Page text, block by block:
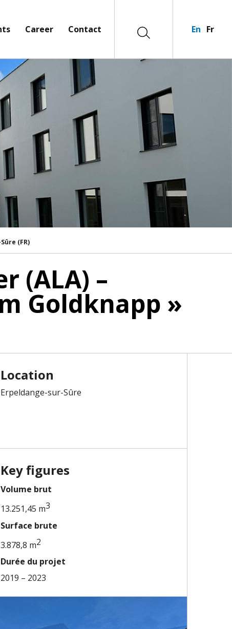
En Fr
Career Contact
(FR)
(ALA) –
Goldknapp »
Location
Erpeldange-sur-Sûre
Key figures
Volume brut
13.251,45 m3
Surface brute
3.878,8 m2
Durée du projet
2019 – 2023